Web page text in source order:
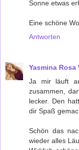
Sonne etwas
Eine schöne
Antworten
Yasmina Rosa
Ja mir läuft
zusammen,
lecker. Den
dir Spaß
Schön das
wieder alles